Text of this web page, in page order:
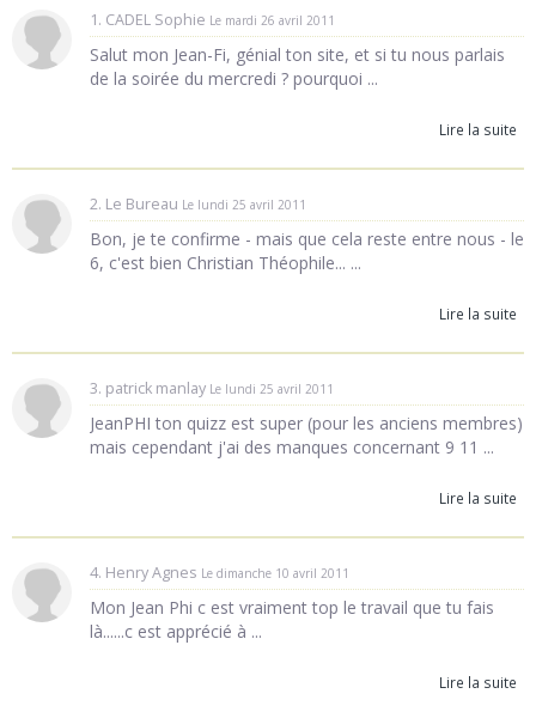
1. CADEL Sophie Le mardi 26 avril 2011
Salut mon Jean-Fi, génial ton site, et si tu nous parlais
de la soirée du mercredi ? pourquoi ...
Lire la suite
2. Le Bureau Le lundi 25 avril 2011
Bon, je te confirme - mais que cela reste entre nous - le
6, c'est bien Christian Théophile... ...
Lire la suite
3. patrick manlay Le lundi 25 avril 2011
JeanPHI ton quizz est super (pour les anciens membres)
mais cependant j'ai des manques concernant 9 11 ...
Lire la suite
4. Henry Agnes Le dimanche 10 avril 2011
Mon Jean Phi c est vraiment top le travail que tu fais
là......c est apprécié à ...
Lire la suite